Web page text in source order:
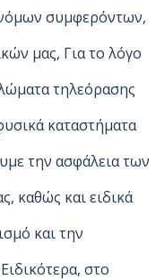
συμφερόντων,
μας, Για το λόγο
τηλεόρασης
καταστήματα
την ασφάλεια των
καθώς και ειδικά
και την
στο